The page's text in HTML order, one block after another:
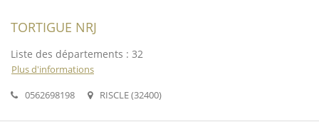
TORTIGUE NRJ
Liste des départements : 32
Plus d'informations
0562698198
RISCLE (32400)